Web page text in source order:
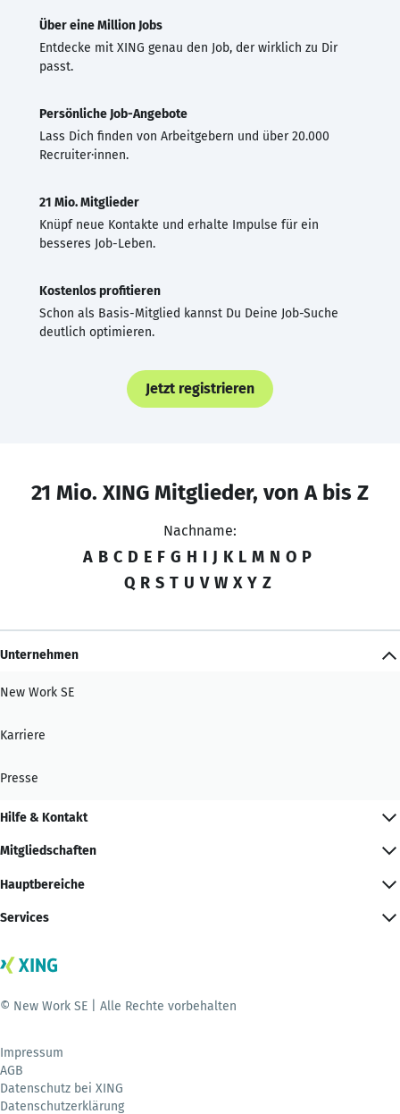
Über eine Million Jobs
Entdecke mit XING genau den Job, der wirklich zu Dir
passt.
Persönliche Job-Angebote
Lass Dich finden von Arbeitgebern und über 20.000
Recruiter·innen.
21 Mio. Mitglieder
Knüpf neue Kontakte und erhalte Impulse für ein
besseres Job-Leben.
Kostenlos profitieren
Schon als Basis-Mitglied kannst Du Deine Job-Suche
deutlich optimieren.
Jetzt registrieren
21 Mio. XING Mitglieder, von A bis Z
Nachname:
A B C D E F G H I J K L M N O P
Q R S T U V W X Y Z
Unternehmen
New Work SE
Karriere
Presse
Hilfe & Kontakt
Mitgliedschaften
Hauptbereiche
Services
© New Work SE | Alle Rechte vorbehalten
Impressum
AGB
Datenschutz bei XING
Datenschutzerklärung